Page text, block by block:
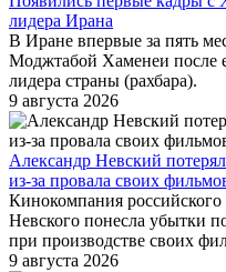
лидера Ирана
В Иране впервые за пять
Моджтабой Хаменеи после
лидера страны (рахбара).
9 августа 2026
Александр Невский
из-за провала своих
Кинокомпания российского
Невского понесла убытки
при производстве своих
9 августа 2026